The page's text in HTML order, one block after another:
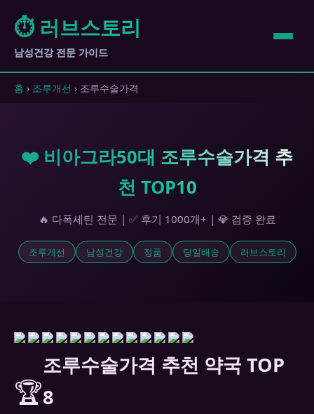
⏱️ 러브스토리
남성건강 전문 가이드
홈 › 조루개선 › 조루수술가격
❤️ 비아그라50대 조루수술가격 추
천 TOP10
🔥 다폭세틴 전문 | ✅ 후기 1000개+ | 💎 검증 완료
조루개선 남성건강 정품 당일배송 러브스토리
🏆
조루수술가격 추천 약국 TOP
8